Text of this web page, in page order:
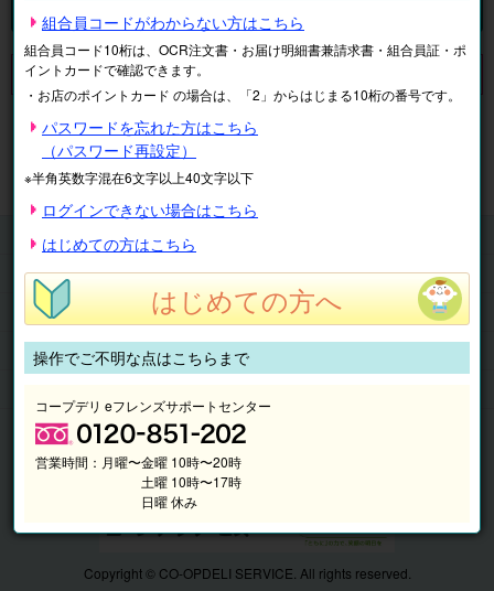
申し訳ございません。 現在、該当商品は、お取扱いしておりません。
マイページ 注文履歴
抽選結果
請求内容
チケット
くらしのサービス
このサイトの使い方
マイページ
Copyright © CO-OPDELI SERVICE. All rights reserved.
組合員コードがわからない方はこちら
組合員コード10桁は、OCR注文書・お届け明細書兼請求書・組合員証・ポ
イントカードで確認できます。
・お店のポイントカード の場合は、「2」からはじまる10桁の番号です。
パスワードを忘れた方はこちら
（パスワード再設定）
※半角英数字混在6文字以上40文字以下
ログインできない場合はこちら
はじめての方はこちら
はじめての方へ
操作でご不明な点はこちらまで
コープデリ eフレンズサポートセンター
営業時間： 月曜〜金曜 10時〜20時
土曜 10時〜17時
日曜 休み